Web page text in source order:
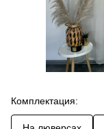
Комплектация: